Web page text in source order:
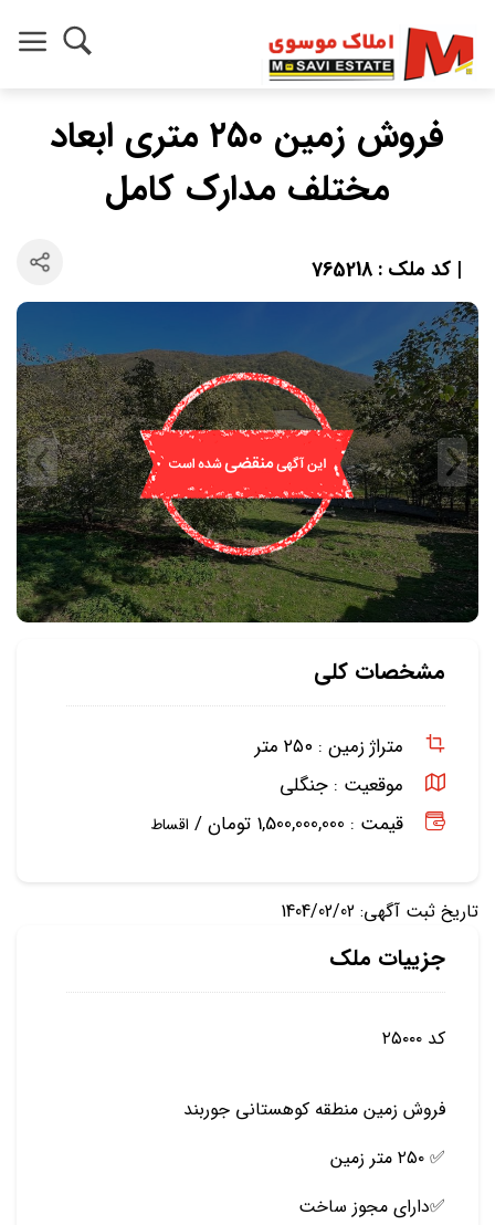
فروش زمین ۲۵۰ متری ابعاد
مختلف مدارک کامل
| کد ملک : 765218
مشخصات کلی
متراژ زمین : ۲۵۰ متر
موقعیت : جنگلی
قیمت : 1,500,000,000 تومان /
اقساط
تاریخ ثبت آگهی: 1404/02/02
جزییات ملک
کد ۲۵۰۰۰
فروش زمین منطقه کوهستانی جوربند
✅ ۲۵۰ متر زمین
✅دارای مجوز ساخت